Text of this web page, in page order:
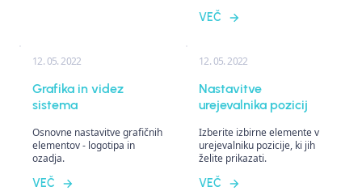
VEČ
12. 05. 2022
Grafika in videz
sistema
Osnovne nastavitve grafičnih
elementov - logotipa in
ozadja.
VEČ
12. 05. 2022
Nastavitve
urejevalnika pozicij
Izberite izbirne elemente v
urejevalniku pozicije, ki jih
želite prikazati.
VEČ